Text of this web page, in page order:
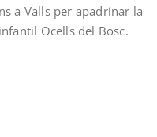
a Valls per apadrinar la
Ocells del Bosc.